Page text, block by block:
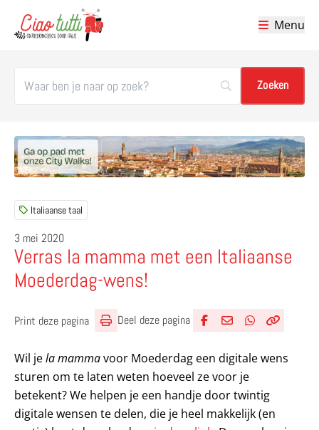
Menu
Italiaanse taal
3 mei 2020
Verras la mamma met een Italiaanse
Moederdag-wens!
Print deze pagina Deel deze pagina
Wil jela mammavoor Moederdag een digitale wens
sturen om te laten weten hoeveel ze voor je
betekent? We helpen je een handje door twintig
digitale wensen te delen, die je heel makkelijk (en